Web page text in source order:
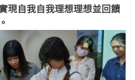
現自我自我理想理想並回饋